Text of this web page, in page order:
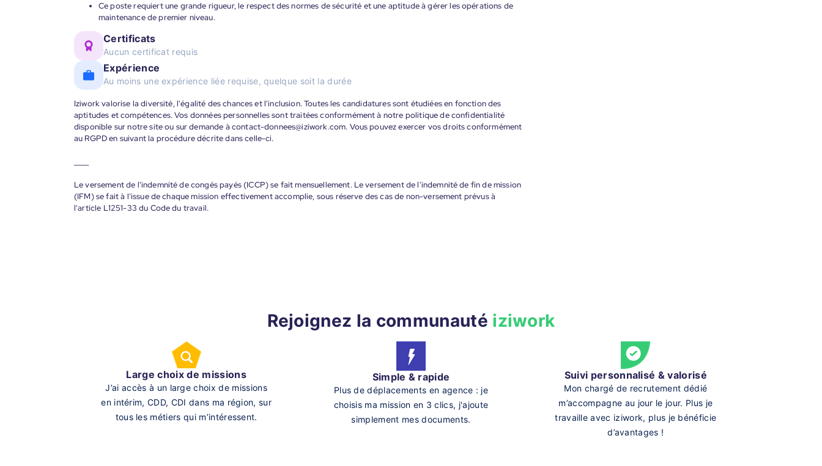
Ce poste requiert une grande rigueur, le respect des normes de sécurité et une aptitude à gérer les opérations de
maintenance de premier niveau.
Certificats
Aucun certificat requis
Expérience
Au moins une expérience liée requise, quelque soit la durée
Iziwork valorise la diversité, l'égalité des chances et l'inclusion. Toutes les candidatures sont étudiées en fonction des
aptitudes et compétences. Vos données personnelles sont traitées conformément à notre politique de confidentialité
disponible sur notre site ou sur demande à contact-donnees@iziwork.com. Vous pouvez exercer vos droits conformément
au RGPD en suivant la procédure décrite dans celle-ci.
Le versement de l'indemnité de congés payés (ICCP) se fait mensuellement. Le versement de l'indemnité de fin de mission
(IFM) se fait à l'issue de chaque mission effectivement accomplie, sous réserve des cas de non-versement prévus à
l'article L1251-33 du Code du travail.
Rejoignez la communauté iziwork
Large choix de missions
J’ai accès à un large choix de missions
en intérim, CDD, CDI dans ma région, sur
tous les métiers qui m’intéressent.
Simple & rapide
Plus de déplacements en agence : je
choisis ma mission en 3 clics, j'ajoute
simplement mes documents.
Suivi personnalisé & valorisé
Mon chargé de recrutement dédié
m’accompagne au jour le jour. Plus je
travaille avec iziwork, plus je bénéficie
d’avantages !